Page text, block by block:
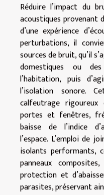
Réduire l’impact du
acoustiques provenant
d’une expérience
perturbations, il
sources de bruit, qu’il
domestiques ou
l’habitation, puis
l’isolation sonore.
calfeutrage
portes et fenêtres,
baisse de l’indice
l’espace. L’emploi de
isolants performants,
panneaux
protection et
parasites, préservant